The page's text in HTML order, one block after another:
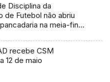
Disciplina da
de Futebol não abriu
na meia-final
recebe CSM
12 de maio